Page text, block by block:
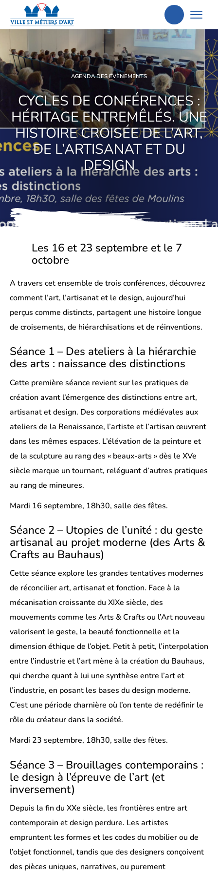
Aller
à
la
recherche
AGENDA DES ÉVÈNEMENTS
CYCLES DE CONFÉRENCES :
HÉRITAGE ENTREMÊLÉS. UNE
HISTOIRE CROISÉE DE L’ART,
DE L’ARTISANAT ET DU
DESIGN
Les 16 et 23 septembre et le 7
octobre
A travers cet ensemble de trois conférences, découvrez
comment l’art, l’artisanat et le design, aujourd’hui
perçus comme distincts, partagent une histoire longue
de croisements, de hiérarchisations et de réinventions.
Séance 1 – Des ateliers à la hiérarchie
des arts : naissance des distinctions
Cette première séance revient sur les pratiques de
création avant l’émergence des distinctions entre art,
artisanat et design. Des corporations médiévales aux
ateliers de la Renaissance, l’artiste et l’artisan œuvrent
dans les mêmes espaces. L’élévation de la peinture et
de la sculpture au rang des « beaux-arts » dès le XVe
siècle marque un tournant, reléguant d’autres pratiques
au rang de mineures.
Mardi 16 septembre, 18h30, salle des fêtes.
Séance 2 – Utopies de l’unité : du geste
artisanal au projet moderne (des Arts &
Crafts au Bauhaus)
Cette séance explore les grandes tentatives modernes
de réconcilier art, artisanat et fonction. Face à la
mécanisation croissante du XIXe siècle, des
mouvements comme les Arts & Crafts ou l’Art nouveau
valorisent le geste, la beauté fonctionnelle et la
dimension éthique de l’objet. Petit à petit, l’interpolation
entre l’industrie et l’art mène à la création du Bauhaus,
qui cherche quant à lui une synthèse entre l’art et
l’industrie, en posant les bases du design moderne.
C’est une période charnière où l’on tente de redéfinir le
rôle du créateur dans la société.
Mardi 23 septembre, 18h30, salle des fêtes.
Séance 3 – Brouillages contemporains :
le design à l’épreuve de l’art (et
inversement)
Depuis la fin du XXe siècle, les frontières entre art
contemporain et design perdure. Les artistes
empruntent les formes et les codes du mobilier ou de
l’objet fonctionnel, tandis que des designers conçoivent
des pièces uniques, narratives, ou purement